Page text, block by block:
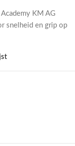
KM AG
snelheid en grip op